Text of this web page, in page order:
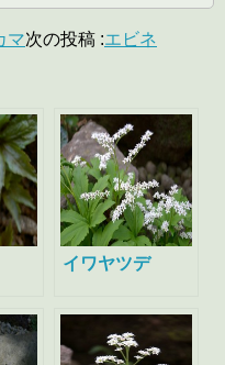
マ次の投稿 :エビネ
イワヤツデ